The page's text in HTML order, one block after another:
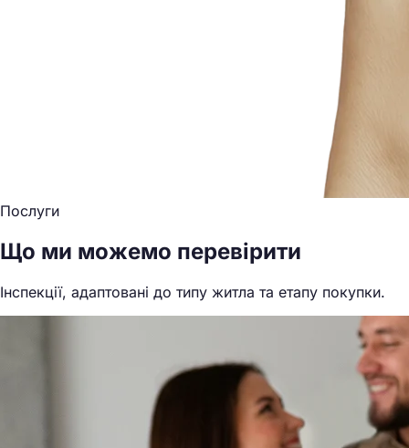
Послуги
Що ми можемо перевірити
Інспекції, адаптовані до типу житла та етапу покупки.